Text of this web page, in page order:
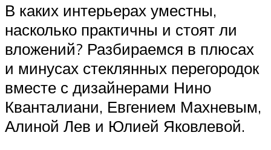
В каких интерьерах уместны,
насколько практичны и стоят ли
вложений? Разбираемся в плюсах
и минусах стеклянных перегородок
вместе с дизайнерами Нино
Кванталиани, Евгением Махневым,
Алиной Лев и Юлией Яковлевой.